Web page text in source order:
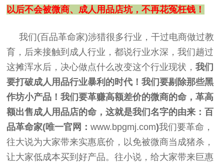
以后不会被微商、成人用品店坑，不再花冤枉钱！
我们(百品革命家)涉猎很多行业，干过电商做过教
育，后来接触到成人行业，都说行业水深，我们趟过
这摊浑水后，决心做点什么改变这个行业现状，我们
要打破成人用品行业暴利的时代！我们要剔除那些黑
作坊小产品！我们要革赚高额差价的微商的命，革高
额出售成人用品店的命，这就是我们名字的由来：百
品革命家(唯一官网：www.bpgmj.com)我们要革命，
往大说为大家带来实惠底价，以免被微商当成猪杀，
让大家低成本买到好产品。往小说，给大家带来巨惠